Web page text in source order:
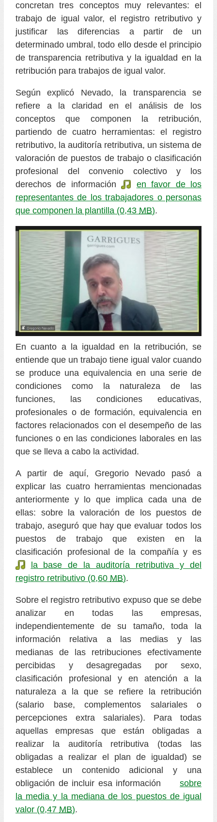
concretan tres conceptos muy relevantes: el
trabajo de igual valor, el registro retributivo y
justificar las diferencias a partir de un
determinado umbral, todo ello desde el principio
de transparencia retributiva y la igualdad en la
retribución para trabajos de igual valor.
Según explicó Nevado, la transparencia se
refiere a la claridad en el análisis de los
conceptos que componen la retribución,
partiendo de cuatro herramientas: el registro
retributivo, la auditoría retributiva, un sistema de
valoración de puestos de trabajo o clasificación
profesional del convenio colectivo y los
derechos de información
en favor de los
representantes de los trabajadores o personas
que componen la plantilla (0,43 MB).
En cuanto a la igualdad en la retribución, se
entiende que un trabajo tiene igual valor cuando
se produce una equivalencia en una serie de
condiciones como la naturaleza de las
funciones, las condiciones educativas,
profesionales o de formación, equivalencia en
factores relacionados con el desempeño de las
funciones o en las condiciones laborales en las
que se lleva a cabo la actividad.
A partir de aquí, Gregorio Nevado pasó a
explicar las cuatro herramientas mencionadas
anteriormente y lo que implica cada una de
ellas: sobre la valoración de los puestos de
trabajo, aseguró que hay que evaluar todos los
puestos de trabajo que existen en la
clasificación profesional de la compañía y es
la base de la auditoría retributiva y del
registro retributivo (0,60 MB).
Sobre el registro retributivo expuso que se debe
analizar en todas las empresas,
independientemente de su tamaño, toda la
información relativa a las medias y las
medianas de las retribuciones efectivamente
percibidas y desagregadas por sexo,
clasificación profesional y en atención a la
naturaleza a la que se refiere la retribución
(salario base, complementos salariales o
percepciones extra salariales). Para todas
aquellas empresas que están obligadas a
realizar la auditoría retributiva (todas las
obligadas a realizar el plan de igualdad) se
establece un contenido adicional y una
obligación de incluir esa información
sobre
la media y la mediana de los puestos de igual
valor (0,47 MB).